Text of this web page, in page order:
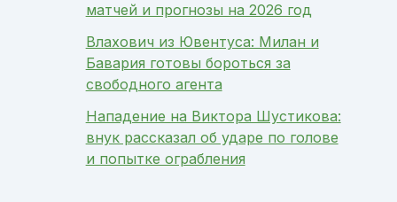
матчей и прогнозы на 2026 год
Влахович из Ювентуса: Милан и
Бавария готовы бороться за
свободного агента
Нападение на Виктора Шустикова:
внук рассказал об ударе по голове
и попытке ограбления